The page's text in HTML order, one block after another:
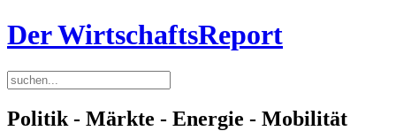
Der WirtschaftsReport
Politik - Märkte - Energie - Mobilität